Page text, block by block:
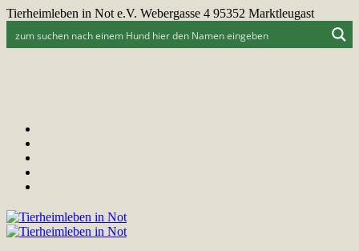
Tierheimleben in Not e.V. Webergasse 4 95352 Marktleugast